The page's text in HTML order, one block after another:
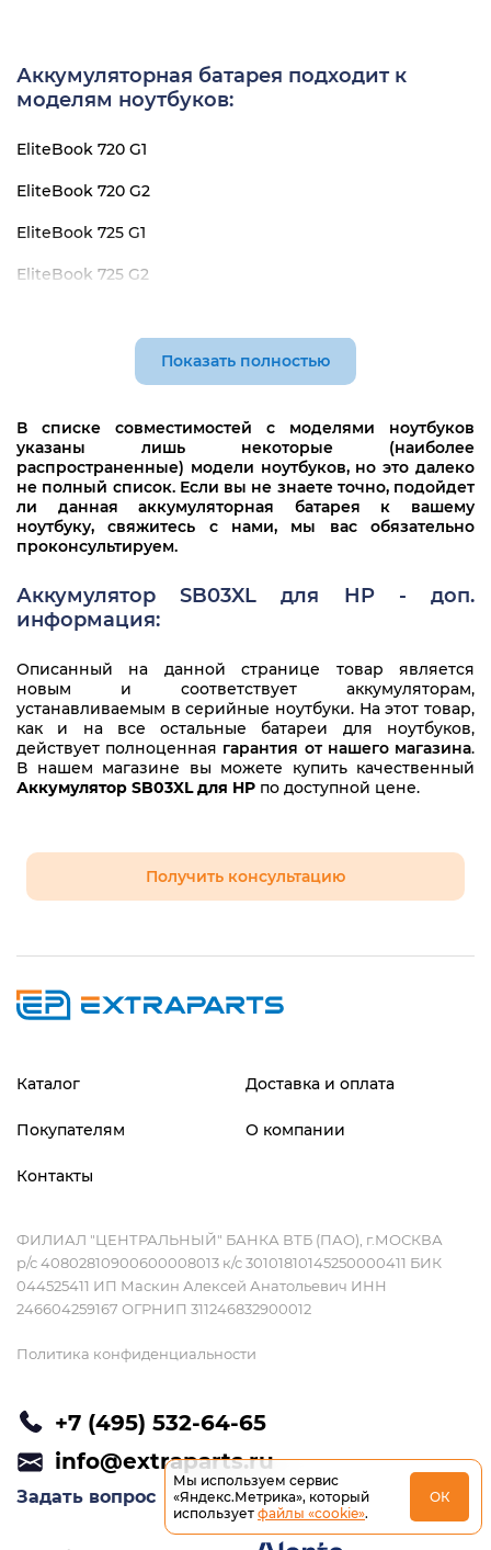
HSTNN-LB4T
Аккумуляторная батарея подходит к
моделям ноутбуков:
EliteBook 720 G1
EliteBook 720 G2
EliteBook 725 G1
EliteBook 725 G2
Показать полностью
В списке совместимостей с моделями ноутбуков
указаны лишь некоторые (наиболее
распространенные) модели ноутбуков, но это далеко
не полный список. Если вы не знаете точно, подойдет
ли данная аккумуляторная батарея к вашему
ноутбуку, свяжитесь с нами, мы вас обязательно
проконсультируем.
Аккумулятор SB03XL для HP - доп.
информация:
Описанный на данной странице товар является
новым и соответствует аккумуляторам,
устанавливаемым в серийные ноутбуки. На этот товар,
как и на все остальные батареи для ноутбуков,
действует полноценная гарантия от нашего магазина.
В нашем магазине вы можете купить качественный
Аккумулятор SB03XL для HP по доступной цене.
Получить консультацию
Каталог Доставка и оплата
Покупателям О компании
Контакты
ФИЛИАЛ "ЦЕНТРАЛЬНЫЙ" БАНКА ВТБ (ПАО), г.МОСКВА
р/с 40802810900600008013 к/с 30101810145250000411 БИК
044525411 ИП Маскин Алексей Анатольевич ИНН
246604259167 ОГРНИП 311246832900012
Политика конфиденциальности
+7 (495) 532-64-65
info@extraparts.ru
Задать вопрос
Мы используем сервис
«Яндекс.Метрика», который
использует файлы «cookie».
ОК